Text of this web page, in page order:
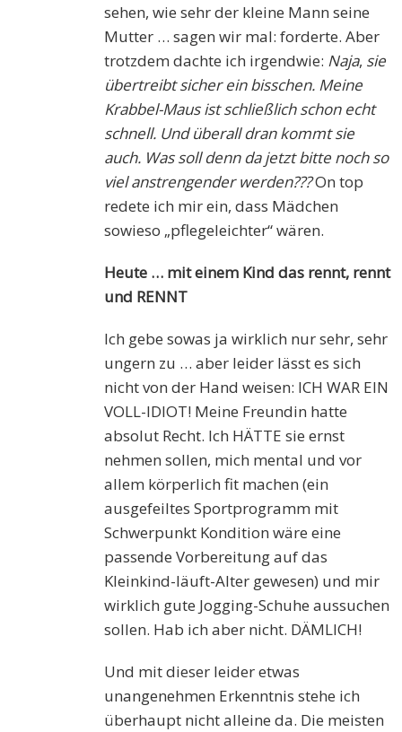
sehen, wie sehr der kleine Mann seine
Mutter … sagen wir mal: forderte. Aber
trotzdem dachte ich irgendwie: Naja, sie
übertreibt sicher ein bisschen. Meine
Krabbel-Maus ist schließlich schon echt
schnell. Und überall dran kommt sie
auch. Was soll denn da jetzt bitte noch so
viel anstrengender werden???On top
redete ich mir ein, dass Mädchen
sowieso „pflegeleichter“ wären.
Heute … mit einem Kind das rennt, rennt
und RENNT
Ich gebe sowas ja wirklich nur sehr, sehr
ungern zu … aber leider lässt es sich
nicht von der Hand weisen: ICH WAR EIN
VOLL-IDIOT! Meine Freundin hatte
absolut Recht. Ich HÄTTE sie ernst
nehmen sollen, mich mental und vor
allem körperlich fit machen (ein
ausgefeiltes Sportprogramm mit
Schwerpunkt Kondition wäre eine
passende Vorbereitung auf das
Kleinkind-läuft-Alter gewesen) und mir
wirklich gute Jogging-Schuhe aussuchen
sollen. Hab ich aber nicht. DÄMLICH!
Und mit dieser leider etwas
unangenehmen Erkenntnis stehe ich
überhaupt nicht alleine da. Die meisten